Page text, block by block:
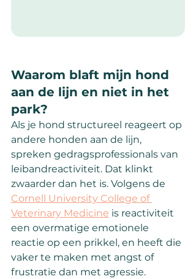
Waarom blaft mijn hond
aan de lijn en niet in het
park?
Als je hond structureel reageert op
andere honden aan de lijn,
spreken gedragsprofessionals van
leibandreactiviteit. Dat klinkt
zwaarder dan het is. Volgens de
Cornell University College of
Veterinary Medicine is reactiviteit
een overmatige emotionele
reactie op een prikkel, en heeft die
vaker te maken met angst of
frustratie dan met agressie.